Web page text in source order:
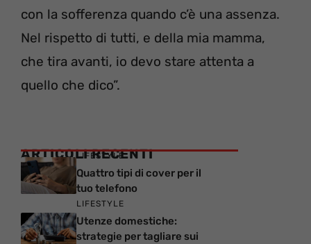
con la sofferenza quando c’è una assenza.
Nel rispetto di tutti, e della mia mamma,
che tira avanti, io devo stare attenta a
quello che dico”.
ARTICOLI RECENTI
LIFESTYLE
Quattro tipi di cover per il
tuo telefono
LIFESTYLE
Utenze domestiche:
strategie per tagliare sui